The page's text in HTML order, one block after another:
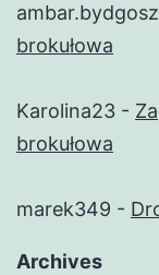
brokułowa
Karolina23 -
brokułowa
marek349 -
Archives